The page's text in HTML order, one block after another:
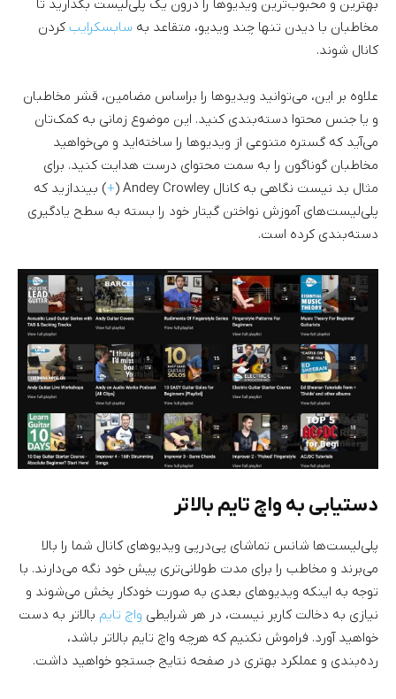
بهترین و محبوب‌ترین ویدیوها را درون یک پلی‌لیست بگذارید تا
مخاطبان با دیدن تنها چند ویدیو، متقاعد به سابسکرایب کردن
کانال شوند.
علاوه بر این، می‌توانید ویدیوها را براساس مضامین، قشر مخاطبان
و یا جنس محتوا دسته‌بندی کنید. این موضوع زمانی به کمک‌تان
می‌آید که گستره متنوعی از ویدیوها را ساخته‌اید و می‌خواهید
مخاطبان گوناگون را به سمت محتوای درست هدایت کنید. برای
مثال بد نیست نگاهی به کانال Andey Crowley (
+) بیندازید که
پلی‌لیست‌های آموزش نواختن گیتار خود را بسته به سطح یادگیری
دسته‌بندی کرده است.
دستیابی به واچ تایم بالاتر
پلی‌لیست‌ها شانس تماشای پی‌درپی ویدیوهای کانال شما را بالا
می‌برند و مخاطب را برای مدت طولانی‌تری پیش خود نگه می‌دارند. با
توجه به اینکه ویدیوهای بعدی به صورت خودکار پخش می‌شوند و
نیازی به دخالت کاربر نیست، در هر شرایطی واچ تایم بالاتر به دست
خواهید آورد. فراموش نکنیم که هرچه واچ تایم بالاتر باشد،
رده‌بندی و عملکرد بهتری در صفحه نتایج جستجو خواهید داشت.